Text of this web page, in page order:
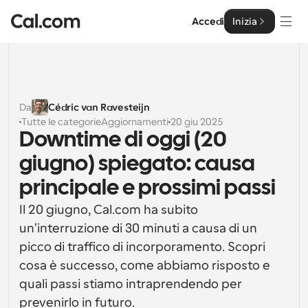
Accedi Inizia
Soluzioni
Per dimensione del team
Per individui
Pianificazione personale semplificata
Per Team
Pianificazione collaborativa per gruppi
Per sviluppatori
Caratteristiche potenti e integrazioni
Per le imprese
Impresa
Sviluppatore
Documentazione per Sviluppatori
Documentazione per la piattaforma Cal.com
API
Risorse
API
Crea le tue integrazioni personalizzate con la nostra
Cal.ai
Prezzo
Da
Cédric van Ravesteijn
Tutte le categorieAggiornamenti 20 giu 2025
Downtime di oggi (20
giugno) spiegato: causa
principale e prossimi passi
Il 20 giugno, Cal.com ha subito
un'interruzione di 30 minuti a causa di un
picco di traffico di incorporamento. Scopri
cosa è successo, come abbiamo risposto e
quali passi stiamo intraprendendo per
prevenirlo in futuro.